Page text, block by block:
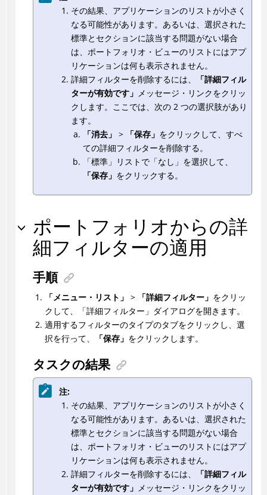
その結果、アプリケーションのリストが小さく
なる可能性があります。あるいは、選択された
標準とセクションに該当する問題がない場合
は、ポートフォリオ・ビューのリストにはアプ
リケーションは何も表示されません。
詳細フィルターを削除するには、
「詳細フィル
ターが有効です」 メッセージ・リンクをクリッ
クします。ここでは、次の 2 つの選択肢があり
ます。
「消去」 > 「保存」 をクリックして、すべ
ての詳細フィルターを削除する。
「標準」リストで「なし」を選択して、
「保存」 をクリックする。
ポートフォリオからの詳
細フィルターの適用
手順
「メニュー・リスト」 > 「詳細フィルター」 をクリッ
クして、「詳細フィルター」ダイアログを開きます。
適用するフィルターのタイプのタブをクリックし、選
択を行って、
「保存」 をクリックします。
タスクの結果
注:
その結果、アプリケーションのリストが小さく
なる可能性があります。あるいは、選択された
標準とセクションに該当する問題がない場合
は、ポートフォリオ・ビューのリストにはアプ
リケーションは何も表示されません。
詳細フィルターを削除するには、
「詳細フィル
ターが有効です」 メッセージ・リンクをクリッ